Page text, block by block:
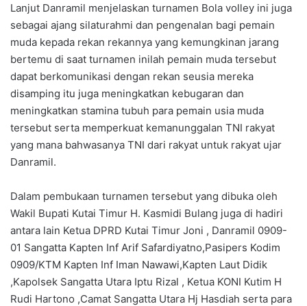
Lanjut Danramil menjelaskan turnamen Bola volley ini juga
sebagai ajang silaturahmi dan pengenalan bagi pemain
muda kepada rekan rekannya yang kemungkinan jarang
bertemu di saat turnamen inilah pemain muda tersebut
dapat berkomunikasi dengan rekan seusia mereka
disamping itu juga meningkatkan kebugaran dan
meningkatkan stamina tubuh para pemain usia muda
tersebut serta memperkuat kemanunggalan TNI rakyat
yang mana bahwasanya TNI dari rakyat untuk rakyat ujar
Danramil.
Dalam pembukaan turnamen tersebut yang dibuka oleh
Wakil Bupati Kutai Timur H. Kasmidi Bulang juga di hadiri
antara lain Ketua DPRD Kutai Timur Joni , Danramil 0909-
01 Sangatta Kapten Inf Arif Safardiyatno,Pasipers Kodim
0909/KTM Kapten Inf Iman Nawawi,Kapten Laut Didik
,Kapolsek Sangatta Utara Iptu Rizal , Ketua KONI Kutim H
Rudi Hartono ,Camat Sangatta Utara Hj Hasdiah serta para